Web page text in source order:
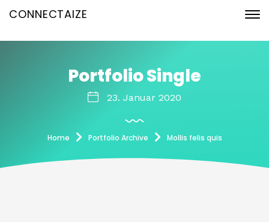
CONNECTAIZE
Portfolio Single
23. Januar 2020
Home Portfolio Archive Mollis felis quis